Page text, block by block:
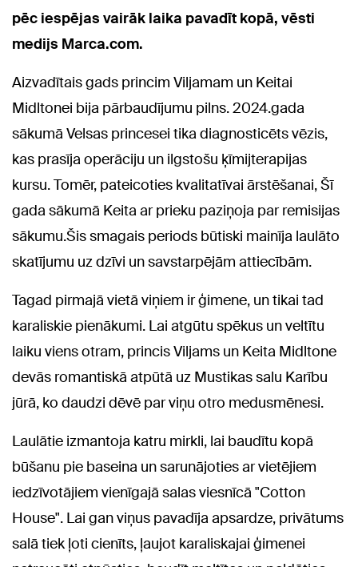
pēc iespējas vairāk laika pavadīt kopā, vēsti
medijs Marca.com.
Aizvadītais gads princim Viljamam un Keitai
Midltonei bija pārbaudījumu pilns. 2024.gada
sākumā Velsas princesei tika diagnosticēts vēzis,
kas prasīja operāciju un ilgstošu ķīmijterapijas
kursu. Tomēr, pateicoties kvalitatīvai ārstēšanai, Šī
gada sākumā Keita ar prieku paziņoja par remisijas
sākumu.Šis smagais periods būtiski mainīja laulāto
skatījumu uz dzīvi un savstarpējām attiecībām.
Tagad pirmajā vietā viņiem ir ģimene, un tikai tad
karaliskie pienākumi. Lai atgūtu spēkus un veltītu
laiku viens otram, princis Viljams un Keita Midltone
devās romantiskā atpūtā uz Mustikas salu Karību
jūrā, ko daudzi dēvē par viņu otro medusmēnesi.
Laulātie izmantoja katru mirkli, lai baudītu kopā
būšanu pie baseina un sarunājoties ar vietējiem
iedzīvotājiem vienīgajā salas viesnīcā "Cotton
House". Lai gan viņus pavadīja apsardze, privātums
salā tiek ļoti cienīts, ļaujot karaliskajai ģimenei